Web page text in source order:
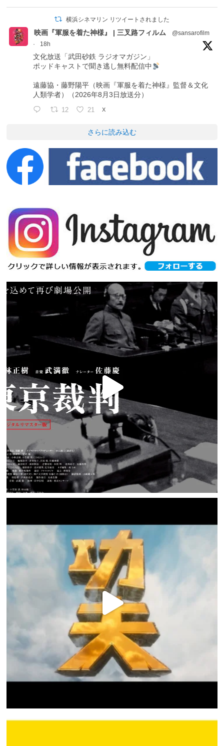
横浜シネマリン リツイートされました
映画『軍服を着た神様』 | 三叉路フィルム
@sansarofilm
·
18h
文化放送「武田砂鉄 ラジオマガジン」
ポッドキャストで聞き逃し無料配信中
遠藤協・藤野陽平（映画『軍服を着た神様』監督＆文化
人類学者）（2026年8月3日放送分）
12 21 X
さらに読み込む